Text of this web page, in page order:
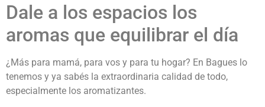
Dale a los espacios los
aromas que equilibrar el día
¿Más para mamá, para vos y para tu hogar? En Bagues lo
tenemos y ya sabés la extraordinaria calidad de todo,
especialmente los aromatizantes.